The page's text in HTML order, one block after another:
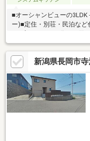
■オーシャンビューの
ー)■定住・別荘・民泊など
のコンパクト住宅■４台駐
新潟県長岡市